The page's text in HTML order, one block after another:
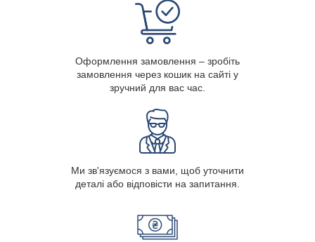
Оформлення замовлення – зробіть
замовлення через кошик на сайті у
зручний для вас час.
Ми зв'язуємося з вами, щоб уточнити
деталі або відповісти на запитання.